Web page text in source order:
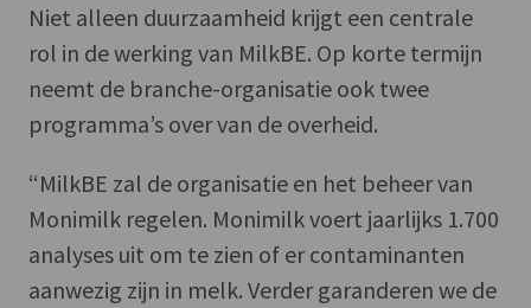
Niet alleen duurzaamheid krijgt een centrale
rol in de werking van MilkBE. Op korte termijn
neemt de branche-organisatie ook twee
programma’s over van de overheid.
“MilkBE zal de organisatie en het beheer van
Monimilk regelen. Monimilk voert jaarlijks 1.700
analyses uit om te zien of er contaminanten
aanwezig zijn in melk. Verder garanderen we de